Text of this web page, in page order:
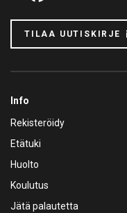
TILAA UUTISKIRJE
Info
Rekisteröidy
Etätuki
Huolto
Koulutus
Jätä palautetta